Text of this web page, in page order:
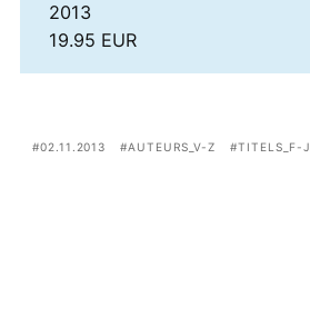
2013
19.95 EUR
02.11.2013 AUTEURS_V-Z TITELS_F-J